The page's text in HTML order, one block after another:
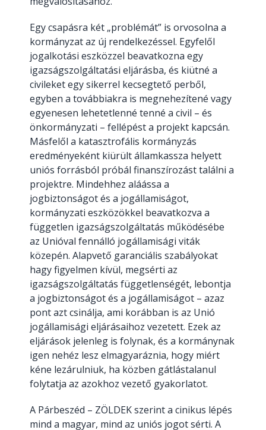
Egy csapásra két „problémát” is orvosolna a
kormányzat az új rendelkezéssel. Egyfelől
jogalkotási eszközzel beavatkozna egy
igazságszolgáltatási eljárásba, és kiütné a
civileket egy sikerrel kecsegtető perből,
egyben a továbbiakra is megnehezítené vagy
egyenesen lehetetlenné tenné a civil – és
önkormányzati – fellépést a projekt kapcsán.
Másfelől a katasztrofális kormányzás
eredményeként kiürült államkassza helyett
uniós forrásból próbál finanszírozást találni a
projektre. Mindehhez aláássa a
jogbiztonságot és a jogállamiságot,
kormányzati eszközökkel beavatkozva a
független igazságszolgáltatás működésébe
az Unióval fennálló jogállamisági viták
közepén. Alapvető garanciális szabályokat
hagy figyelmen kívül, megsérti az
igazságszolgáltatás függetlenségét, lebontja
a jogbiztonságot és a jogállamiságot – azaz
pont azt csinálja, ami korábban is az Unió
jogállamisági eljárásaihoz vezetett. Ezek az
eljárások jelenleg is folynak, és a kormánynak
igen nehéz lesz elmagyaráznia, hogy miért
kéne lezárulniuk, ha közben gátlástalanul
folytatja az azokhoz vezető gyakorlatot.
A Párbeszéd – ZÖLDEK szerint a cinikus lépés
mind a magyar, mind az uniós jogot sérti. A